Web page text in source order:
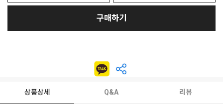
구매하기
상품상세 Q&A 리뷰